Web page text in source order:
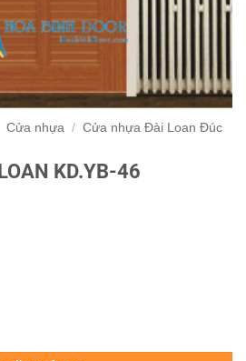
Cửa nhựa / Cửa nhựa Đài Loan Đúc
KD.YB-46
46 số lượng